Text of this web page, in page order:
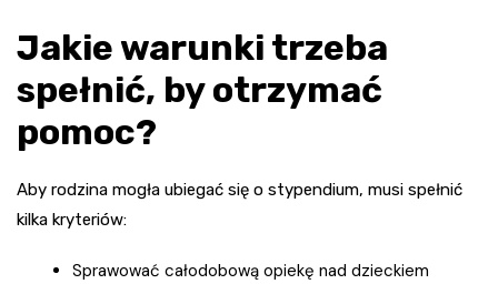
Jakie warunki trzeba
spełnić, by otrzymać
pomoc?
Aby rodzina mogła ubiegać się o stypendium, musi spełnić
kilka kryteriów:
Sprawować całodobową opiekę nad dzieckiem